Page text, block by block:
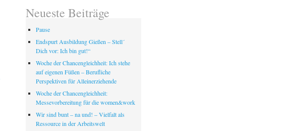
Neueste Beiträge
Pause
Endspurt Ausbildung Gießen – Stell´
Dich vor: Ich bin gut!“
Woche der Chancengleichheit: Ich stehe
auf eigenen Füßen – Berufliche
Perspektiven für Alleinerziehende
Woche der Chancengleichheit:
Messevorbereitung für die women&work
Wir sind bunt – na und! – Vielfalt als
Ressource in der Arbeitswelt